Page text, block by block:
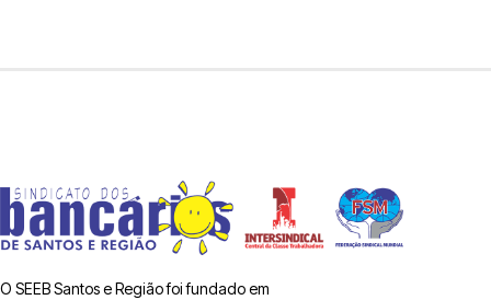
O SEEB Santos e Região foi fundado em